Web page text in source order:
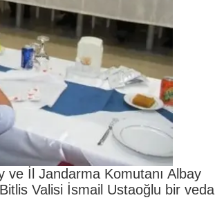
ve İl Jandarma Komutanı Albay
Valisi İsmail Ustaoğlu bir veda